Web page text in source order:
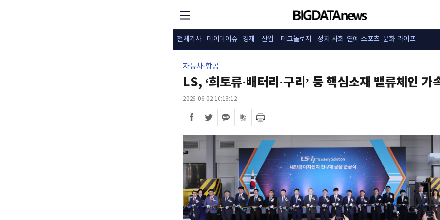
전체기사 데이터이슈 경제 산업 테크놀로지 정치·사회 연예·스포츠 문화·라이프
자동차·항공
LS, ‘희토류·배터리·구리’ 등 핵심소재 밸류체인 가
2026-06-02 16:13:12